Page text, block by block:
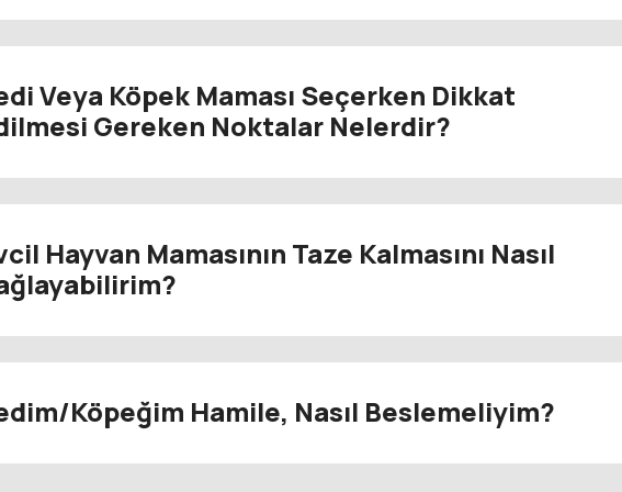
Veya Köpek Maması Seçerken Dikkat
Gereken Noktalar Nelerdir?
Hayvan Mamasının Taze Kalmasını Nasıl
Köpeğim Hamile, Nasıl Beslemeliyim?